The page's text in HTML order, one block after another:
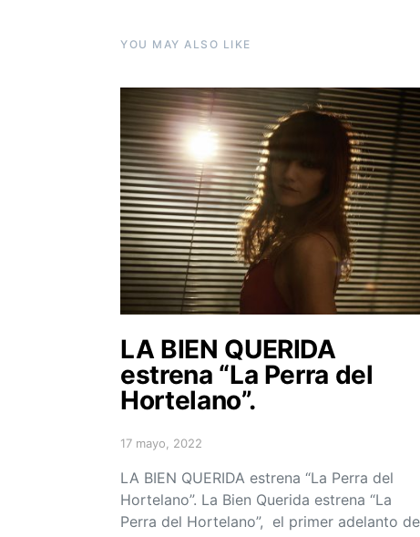
YOU MAY ALSO LIKE
LA BIEN QUERIDA
estrena “La Perra del
Hortelano”.
Posted on
17 mayo, 2022
LA BIEN QUERIDA estrena “La Perra del
Hortelano”. La Bien Querida estrena “La
Perra del Hortelano”, el primer adelanto